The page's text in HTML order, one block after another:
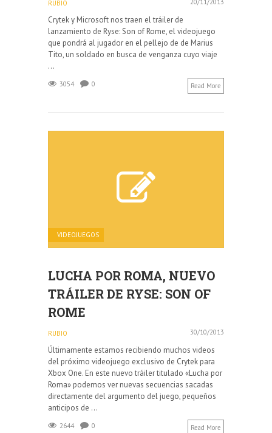
RUBIO 20/11/2013
Crytek y Microsoft nos traen el tráiler de
lanzamiento de Ryse: Son of Rome, el videojuego
que pondrá al jugador en el pellejo de de Marius
Tito, un soldado en busca de venganza cuyo viaje
...
3054 0 Read More
VIDEOJUEGOS
LUCHA POR ROMA, NUEVO
TRÁILER DE RYSE: SON OF
ROME
RUBIO 30/10/2013
Últimamente estamos recibiendo muchos videos
del próximo videojuego exclusivo de Crytek para
Xbox One. En este nuevo tráiler titulado «Lucha por
Roma» podemos ver nuevas secuencias sacadas
directamente del argumento del juego, pequeños
anticipos de ...
2644 0 Read More